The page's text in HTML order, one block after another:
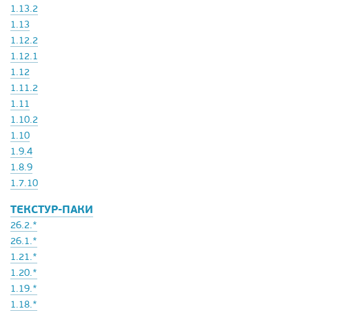
1.13.2
1.13
1.12.2
1.12.1
1.12
1.11.2
1.11
1.10.2
1.10
1.9.4
1.8.9
1.7.10
ТЕКСТУР-ПАКИ
26.2.*
26.1.*
1.21.*
1.20.*
1.19.*
1.18.*